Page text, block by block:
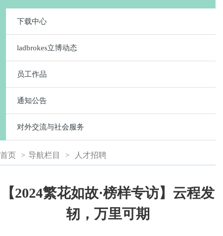
下载中心
ladbrokes立博动态
员工作品
通知公告
对外交流与社会服务
首页 > 导航栏目 > 人才招聘
【2024繁花如故·榜样专访】云程发
轫，万里可期